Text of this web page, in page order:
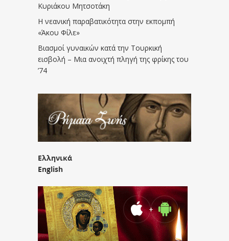
Κυριάκου Μητσοτάκη
Η νεανική παραβατικότητα στην εκπομπή
«Άκου Φίλε»
Βιασμοί γυναικών κατά την Τουρκική
εισβολή – Μια ανοιχτή πληγή της φρίκης του
’74
Ελληνικά
English